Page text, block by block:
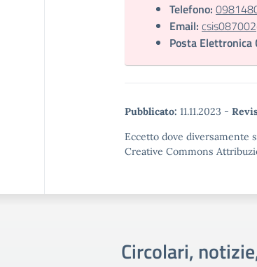
Telefono:
Email:
Posta Elettronica
Pubblicato: 11.11.2023 -
Eccetto dove diversamente
Creative Commons
Circolari,